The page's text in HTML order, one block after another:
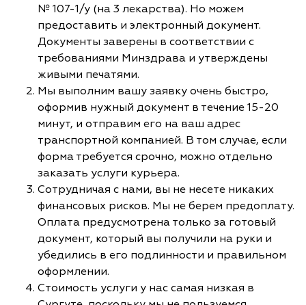
№ 107-1/у (на 3 лекарства). Но можем
предоставить и электронный документ.
Документы заверены в соответствии с
требованиями Минздрава и утверждены
живыми печатями.
Мы выполним вашу заявку очень быстро,
оформив нужный документ в течение 15-20
минут, и отправим его на ваш адрес
транспортной компанией. В том случае, если
форма требуется срочно, можно отдельно
заказать услуги курьера.
Сотрудничая с нами, вы не несете никаких
финансовых рисков. Мы не берем предоплату.
Оплата предусмотрена только за готовый
документ, который вы получили на руки и
убедились в его подлинности и правильном
оформлении.
Стоимость услуги у нас самая низкая в